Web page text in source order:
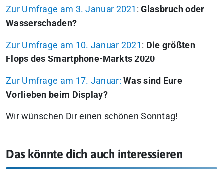
Zur Umfrage am 3. Januar 2021 :Glasbruch oder
Wasserschaden?
Zur Umfrage am 10. Januar 2021 : Die größten
Flops des Smartphone-Markts 2020
Zur Umfrage am 17. Januar: Was sind Eure
Vorlieben beim Display?
Wir wünschen Dir einen schönen Sonntag!
Das könnte dich auch interessieren